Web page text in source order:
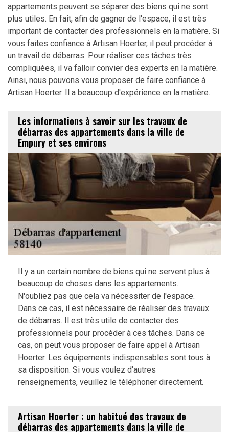
appartements peuvent se séparer des biens qui ne sont
plus utiles. En fait, afin de gagner de l'espace, il est très
important de contacter des professionnels en la matière. Si
vous faites confiance à Artisan Hoerter, il peut procéder à
un travail de débarras. Pour réaliser ces tâches très
compliquées, il va falloir convier des experts en la matière.
Ainsi, nous pouvons vous proposer de faire confiance à
Artisan Hoerter. Il a beaucoup d'expérience en la matière.
Les informations à savoir sur les travaux de
débarras des appartements dans la ville de
Empury et ses environs
Il y a un certain nombre de biens qui ne servent plus à
beaucoup de choses dans les appartements.
N'oubliez pas que cela va nécessiter de l'espace.
Dans ce cas, il est nécessaire de réaliser des travaux
de débarras. Il est très utile de contacter des
professionnels pour procéder à ces tâches. Dans ce
cas, on peut vous proposer de faire appel à Artisan
Hoerter. Les équipements indispensables sont tous à
sa disposition. Si vous voulez d'autres
renseignements, veuillez le téléphoner directement.
Artisan Hoerter : un habitué des travaux de
débarras des appartements dans la ville de